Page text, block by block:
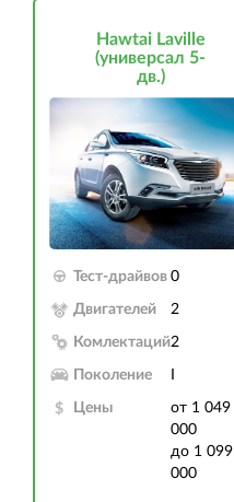
Hawtai Laville
(универсал 5-
дв.)
Тест-драйвов 0
Двигателей 2
Комлектаций2
Поколение
Цены
от 1 049
000
до 1 099
000